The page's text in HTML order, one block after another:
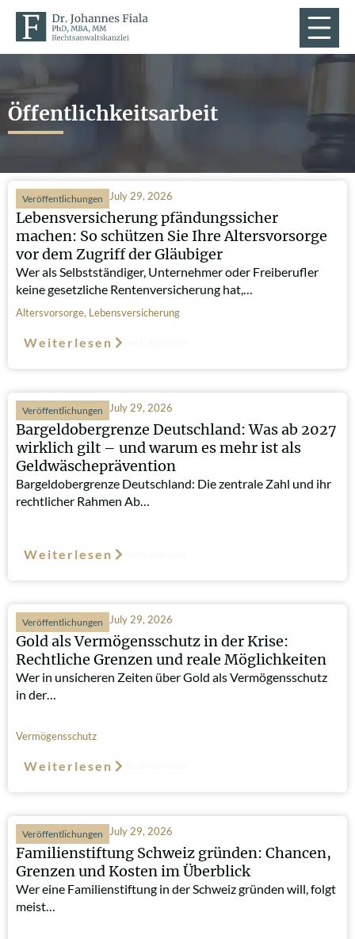
Öffentlichkeitsarbeit
Veröffentlichungen July 29, 2026
Lebensversicherung pfändungssicher
machen: So schützen Sie Ihre Altersvorsorge
vor dem Zugriff der Gläubiger
Wer als Selbstständiger, Unternehmer oder Freiberufler
keine gesetzliche Rentenversicherung hat,…
Altersvorsorge, Lebensversicherung
Weiterlesen
Veröffentlichungen July 29, 2026
Bargeldobergrenze Deutschland: Was ab 2027
wirklich gilt – und warum es mehr ist als
Geldwäscheprävention
Bargeldobergrenze Deutschland: Die zentrale Zahl und ihr
rechtlicher Rahmen Ab…
Weiterlesen
Veröffentlichungen July 29, 2026
Gold als Vermögensschutz in der Krise:
Rechtliche Grenzen und reale Möglichkeiten
Wer in unsicheren Zeiten über Gold als Vermögensschutz
in der…
Vermögensschutz
Weiterlesen
Veröffentlichungen July 29, 2026
Familienstiftung Schweiz gründen: Chancen,
Grenzen und Kosten im Überblick
Wer eine Familienstiftung in der Schweiz gründen will, folgt
meist…